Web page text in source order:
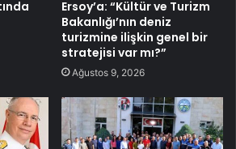
Ersoy’a: “Kültür ve Turizm
Bakanlığı’nın deniz
turizmine ilişkin genel bir
stratejisi var mı?”
Ağustos 9, 2026